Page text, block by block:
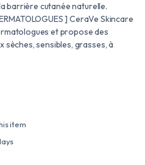
barrière cutanée naturelle.
] CeraVe Skincare
et propose des
sèches, sensibles, grasses, à
item